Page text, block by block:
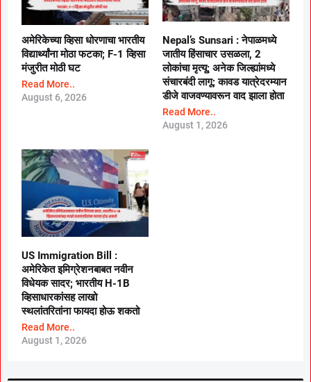
अमेरिकेच्या व्हिसा धोरणाचा भारतीय
विद्यार्थ्यांना मोठा फटका; F-1 व्हिसा
मंजुरीत मोठी घट
Read More..
August 6, 2026
Nepal’s Sunsari : नेपाळमध्ये
जातीय हिंसाचार उसळला, 2
लोकांचा मृत्यू; अनेक जिल्ह्यांमध्ये
संचारबंदी लागू; कावड यात्रेदरम्यान
डीजे वाजवण्यावरून वाद झाला होता
Read More..
August 1, 2026
US Immigration Bill :
अमेरिकेत इमिग्रेशनबाबत नवीन
विधेयक सादर; भारतीय H-1B
व्हिसाधारकांसह लाखो
स्थलांतरितांना फायदा होऊ शकतो
Read More..
August 1, 2026